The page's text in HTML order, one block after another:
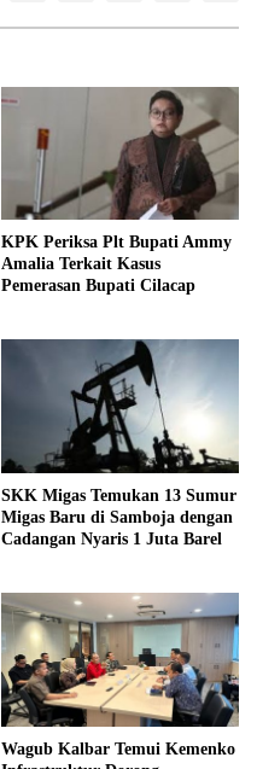
KPK Periksa Plt Bupati Ammy
Amalia Terkait Kasus
Pemerasan Bupati Cilacap
SKK Migas Temukan 13 Sumur
Migas Baru di Samboja dengan
Cadangan Nyaris 1 Juta Barel
Wagub Kalbar Temui Kemenko